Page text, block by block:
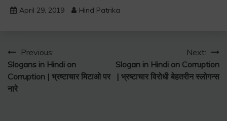
April 29, 2019 Hind Patrika
Post
navigation
Previous:
Slogans in Hindi on
Corruption | भ्रष्टाचार मिटाओ पर
नारे
Next:
Slogan in Hindi on Corruption
| भ्रष्टाचार विरोधी बेहतरीन स्लोगन्स